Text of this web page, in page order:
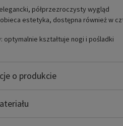
półprzezroczysty wygląd
estetyka, dostępna również w
optymalnie kształtuje nogi i pośladki
o produkcie
swoim półprzezroczystym
opracowano specjalnie dla potrzeb
59%